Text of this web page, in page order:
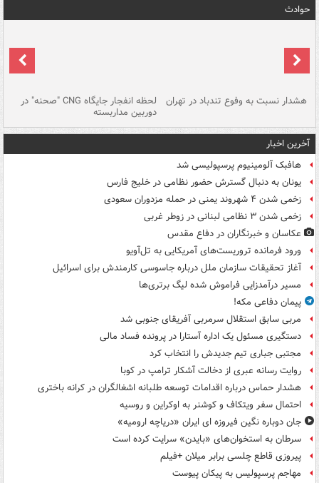
حوادث
هشدار نسبت به وفوع تندباد در تهران لحظه انفجار جایگاه CNG "صحنه" در
دوربین مداربسته
آخرین اخبار
هافبک آلومینیوم پرسپولیسی شد
یونان به دنبال گسترش حضور نظامی در خلیج فارس
زخمی شدن ۴ شهروند یمنی در حمله مزدوران سعودی
زخمی شدن ۳ نظامی لبنانی در زوطر غربی
عکاسان و خبرنگاران در دفاع مقدس
ورود فرمانده تروریست‌های آمریکایی به تل‌آویو
آغاز تحقیقات سازمان ملل درباره جاسوسی کارمندش برای اسرائیل
مسیر درآمدزایی فراموش شده لیگ برتری‌ها
پیمان دفاعی مکه!
مربی سابق استقلال سرمربی آفریقای جنوبی شد
دستگیری مسئول یک اداره آستارا در پرونده فساد مالی
مجتبی جباری تیم جدیدش را انتخاب کرد
روایت رسانه عبری از دخالت آشکار ترامپ در کوبا
هشدار حماس درباره اقدامات توسعه طلبانه اشغالگران در کرانه باختری
احتمال سفر ویتکاف و کوشنر به اوکراین و روسیه
جان دوباره نگین فیروزه ای ایران «دریاچه ارومیه»
سرطان به استخوان‌های «بایدن» سرایت کرده است
پیروزی قاطع چلسی برابر میلان +فیلم
مهاجم پرسپولیس به پیکان پیوست